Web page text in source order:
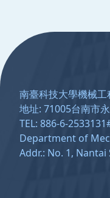
南臺科技大學機械
地址: 71005台南市
TEL: 886-6-
Department of
Addr.: No. 1,